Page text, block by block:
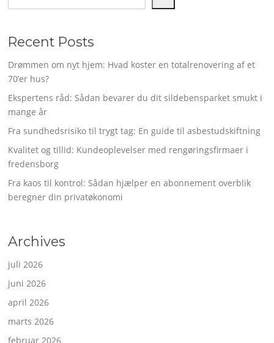
Recent Posts
Drømmen om nyt hjem: Hvad koster en totalrenovering af et
70’er hus?
Ekspertens råd: Sådan bevarer du dit sildebensparket smukt i
mange år
Fra sundhedsrisiko til trygt tag: En guide til asbestudskiftning
Kvalitet og tillid: Kundeoplevelser med rengøringsfirmaer i
fredensborg
Fra kaos til kontrol: Sådan hjælper en abonnement overblik
beregner din privatøkonomi
Archives
juli 2026
juni 2026
april 2026
marts 2026
februar 2026